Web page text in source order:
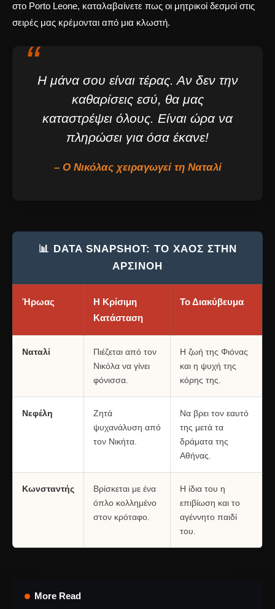
στο Porto Leone, καταλαβαίνετε πως οι μητρικοί δεσμοί στις
σειρές μας κρέμονται από μια κλωστή.
“Η μάνα σου είναι τέρας. Αν δεν την
καθαρίσεις εσύ, θα μας
καταστρέψει όλους. Είναι ώρα να
πληρώσει για όσα έκανε!
– Ο Νικόλας χειραγωγεί τη Ναταλί
📊 DATA SNAPSHOT: ΤΟ ΧΆΟΣ ΣΤΗΝ
ΑΡΣΙΝΌΗ
Ήρωας
Η Κρίσιμη
Κατάσταση
Το Διακύβευμα
Ναταλί
Πιέζεται από τον
Νικόλα να γίνει
φόνισσα.
Η ζωή της Φιόνας
και η ψυχή της
κόρης της.
Νεφέλη
Ζητά
ψυχανάλυση από
τον Νικήτα.
Να βρει τον εαυτό
της μετά τα
δράματα της
Αθήνας.
Κωνσταντής
Βρίσκεται με ένα
όπλο κολλημένο
στον κρόταφο.
Η ίδια του η
επιβίωση και το
αγέννητο παιδί
του.
More Read